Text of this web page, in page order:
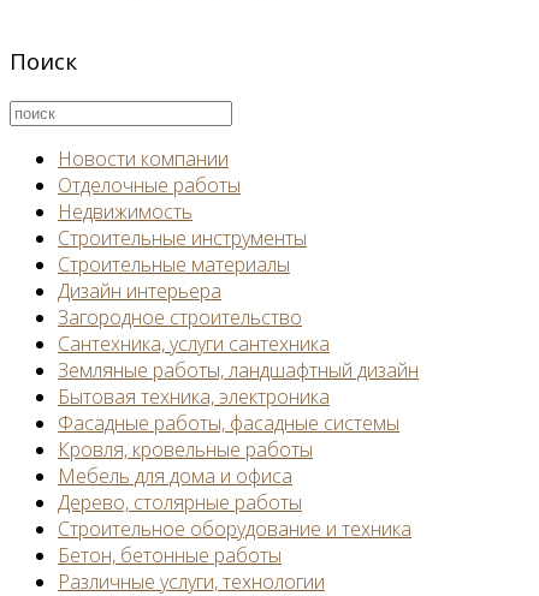
Поиск
Новости компании
Отделочные работы
Недвижимость
Строительные инструменты
Строительные материалы
Дизайн интерьера
Загородное строительство
Сантехника, услуги сантехника
Земляные работы, ландшафтный дизайн
Бытовая техника, электроника
Фасадные работы, фасадные системы
Кровля, кровельные работы
Мебель для дома и офиса
Дерево, столярные работы
Строительное оборудование и техника
Бетон, бетонные работы
Различные услуги, технологии